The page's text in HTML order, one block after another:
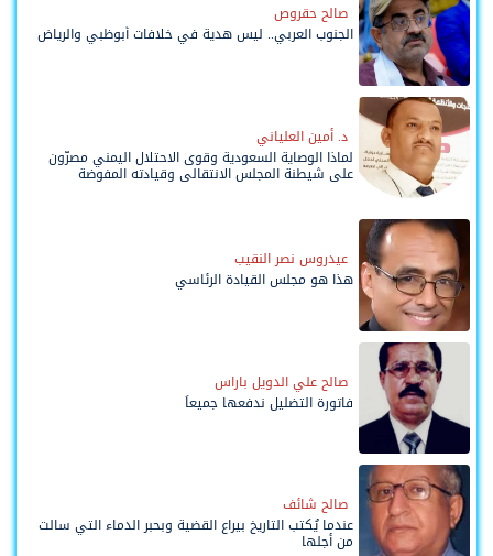
صالح حقروص
الجنوب العربي.. ليس هدية في خلافات أبوظبي والرياض
د. أمين العلياني
لماذا الوصاية السعودية وقوى الاحتلال اليمني مصرّون
على شيطنة المجلس الانتقالي وقيادته المفوضة
وحواضنه الشعبية؟
عيدروس نصر النقيب
هذا هو مجلس القيادة الرئاسي
صالح علي الدويل باراس
فاتورة التضليل ندفعها جميعاً
صالح شائف
عندما يُكتب التاريخ بيراع القضية وبحبر الدماء التي سالت
من أجلها